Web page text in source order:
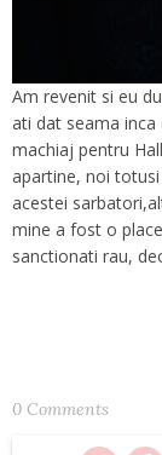
Am revenit si eu
ati dat seama
machiaj pentru
apartine, noi
acestei
mine a fost o
sanctionati rau,
0 Comments